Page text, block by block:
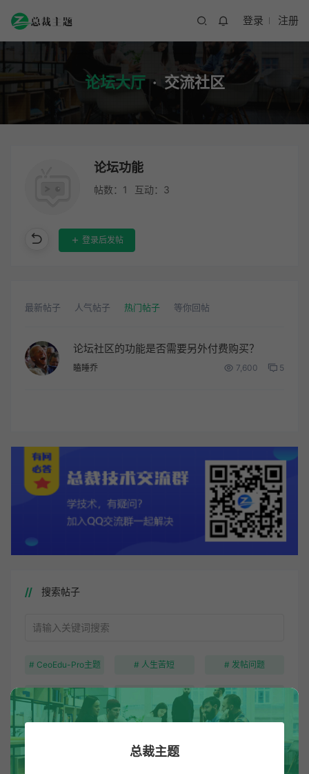
登录 注册
论坛大厅 · 交流社区
论坛功能
帖数：1 互动：3
登录后发帖
最新帖子 人气帖子 热门帖子 等你回帖
论坛社区的功能是否需要另外付费购买？
瞌睡乔 7,600 5
搜索帖子
# CeoEdu-Pro主题 # 人生苦短 # 发帖问题
# 测试标签 # 论坛功能
总裁主题